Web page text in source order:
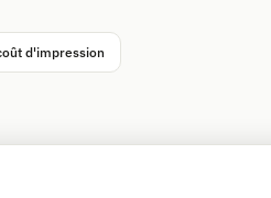
d'impression